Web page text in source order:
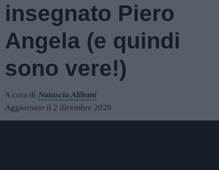
insegnato Piero
Angela (e quindi
sono vere!)
A cura di Natascia Alibani
Aggiornato il 2 dicembre 2020